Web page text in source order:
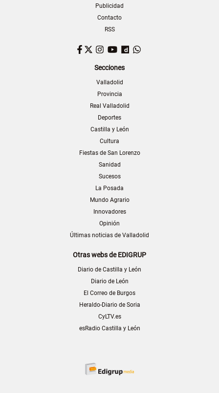
Publicidad
Contacto
RSS
Facebook
TwitterInstagram
YouTubeDailymotion
Secciones
Valladolid
Provincia
Real Valladolid
Deportes
Castilla y León
Cultura
Fiestas de San Lorenzo
Sanidad
Sucesos
La Posada
Mundo Agrario
Innovadores
Opinión
Últimas noticias de Valladolid
Otras webs de EDIGRUP
Diario de Castilla y León
Diario de León
El Correo de Burgos
Heraldo-Diario de Soria
CyLTV.es
esRadio Castilla y León